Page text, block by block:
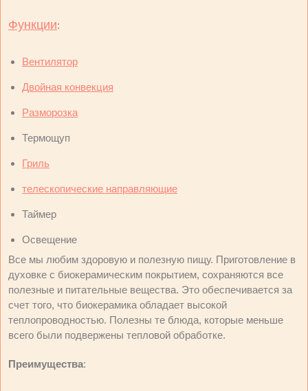
Функции:
Вентилятор
Двойная конвекция
Разморозка
Термощуп
Гриль
телескопические направляющие
Таймер
Освещение
Все мы любим здоровую и полезную пищу. Приготовление в
духовке с биокерамическим покрытием, сохраняются все
полезные и питательные вещества. Это обеспечивается за
счет того, что биокерамика обладает высокой
теплопроводностью. Полезны те блюда, которые меньше
всего были подвержены тепловой обработке.
Преимущества: